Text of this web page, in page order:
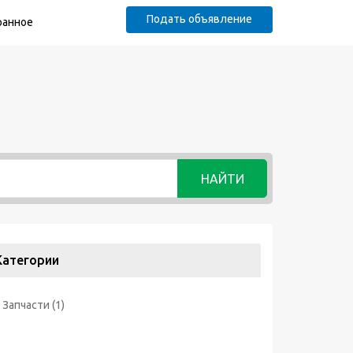
Подать объявление
НАЙТИ
Запчасти (1)